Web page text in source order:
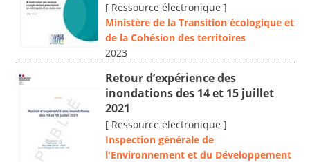
[ Ressource électronique ]
Ministère de la Transition écologique et
de la Cohésion des territoires
2023
Retour d’expérience des
inondations des 14 et 15 juillet
2021
[ Ressource électronique ]
Inspection générale de
l'Environnement et du Développement